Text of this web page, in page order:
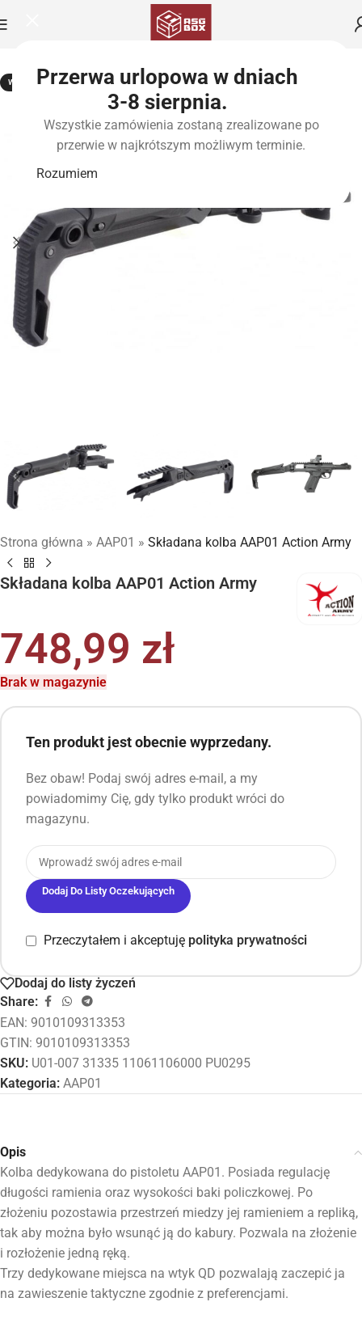
Przerwa urlopowa w dniach
3-8 sierpnia.
Wszystkie zamówienia zostaną zrealizowane po
przerwie w najkrótszym możliwym terminie.
Rozumiem
WYPRZEDANE
Strona główna » AAP01 » Składana kolba AAP01 Action Army
Składana kolba AAP01 Action Army
748,99 zł
Brak w magazynie
Ten produkt jest obecnie wyprzedany.
Bez obaw! Podaj swój adres e-mail, a my
powiadomimy Cię, gdy tylko produkt wróci do
magazynu.
Dodaj Do Listy Oczekujących
Przeczytałem i akceptuję polityka prywatności
Dodaj do listy życzeń
Share:
EAN: 9010109313353
GTIN: 9010109313353
SKU: U01-007 31335 11061106000 PU0295
Kategoria: AAP01
Opis
Kolba dedykowana do pistoletu AAP01. Posiada regulację
długości ramienia oraz wysokości baki policzkowej. Po
złożeniu pozostawia przestrzeń miedzy jej ramieniem a repliką,
tak aby można było wsunąć ją do kabury. Pozwala na złożenie
i rozłożenie jedną ręką.
Trzy dedykowane miejsca na wtyk QD pozwalają zaczepić ja
na zawieszenie taktyczne zgodnie z preferencjami.